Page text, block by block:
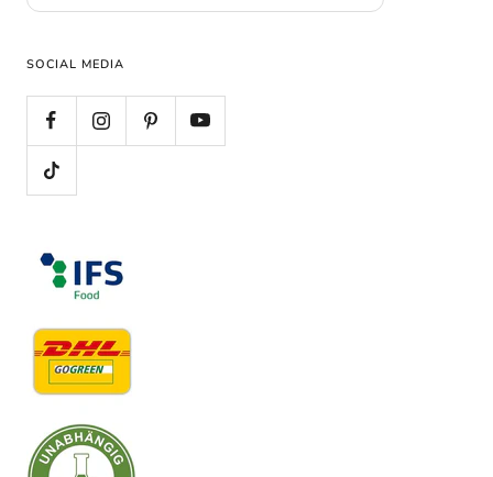
SOCIAL MEDIA